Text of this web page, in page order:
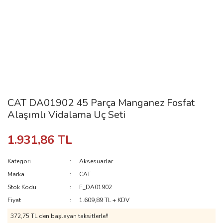
CAT DA01902 45 Parça Manganez Fosfat
Alaşımlı Vidalama Uç Seti
1.931,86 TL
Kategori
Aksesuarlar
Marka
CAT
Stok Kodu
F_DA01902
Fiyat
1.609,89 TL + KDV
372,75 TL den başlayan taksitlerle!!